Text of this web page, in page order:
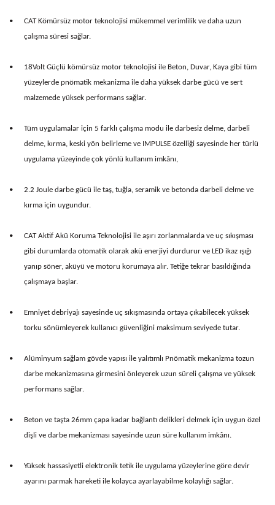
•
CAT Kömürsüz motor teknolojisi mükemmel verimlilik ve daha uzun
çalışma süresi sağlar.
•
18Volt Güçlü kömürsüz motor teknolojisi ile Beton, Duvar, Kaya gibi tüm
yüzeylerde pnömatik mekanizma ile daha yüksek darbe gücü ve sert
malzemede yüksek performans sağlar.
•
Tüm uygulamalar için 5 farklı çalışma modu ile darbesiz delme, darbeli
delme, kırma, keski yön belirleme ve IMPULSE özelliği sayesinde her türlü
uygulama yüzeyinde çok yönlü kullanım imkânı,
•
2.2 Joule darbe gücü ile taş, tuğla, seramik ve betonda darbeli delme ve
kırma için uygundur.
•
CAT Aktif Akü Koruma Teknolojisi ile aşırı zorlanmalarda ve uç sıkışması
gibi durumlarda otomatik olarak akü enerjiyi durdurur ve LED ikaz ışığı
yanıp söner, aküyü ve motoru korumaya alır. Tetiğe tekrar basıldığında
çalışmaya başlar.
•
Emniyet debriyajı sayesinde uç sıkışmasında ortaya çıkabilecek yüksek
torku sönümleyerek kullanıcı güvenliğini maksimum seviyede tutar.
•
Alüminyum sağlam gövde yapısı ile yalıtımlı Pnömatik mekanizma tozun
darbe mekanizmasına girmesini önleyerek uzun süreli çalışma ve yüksek
performans sağlar.
•
Beton ve taşta 26mm çapa kadar bağlantı delikleri delmek için uygun özel
dişli ve darbe mekanizması sayesinde uzun süre kullanım imkânı.
•
Yüksek hassasiyetli elektronik tetik ile uygulama yüzeylerine göre devir
ayarını parmak hareketi ile kolayca ayarlayabilme kolaylığı sağlar.